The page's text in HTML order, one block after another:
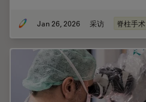
Jan 26, 2026 采访 脊柱手术